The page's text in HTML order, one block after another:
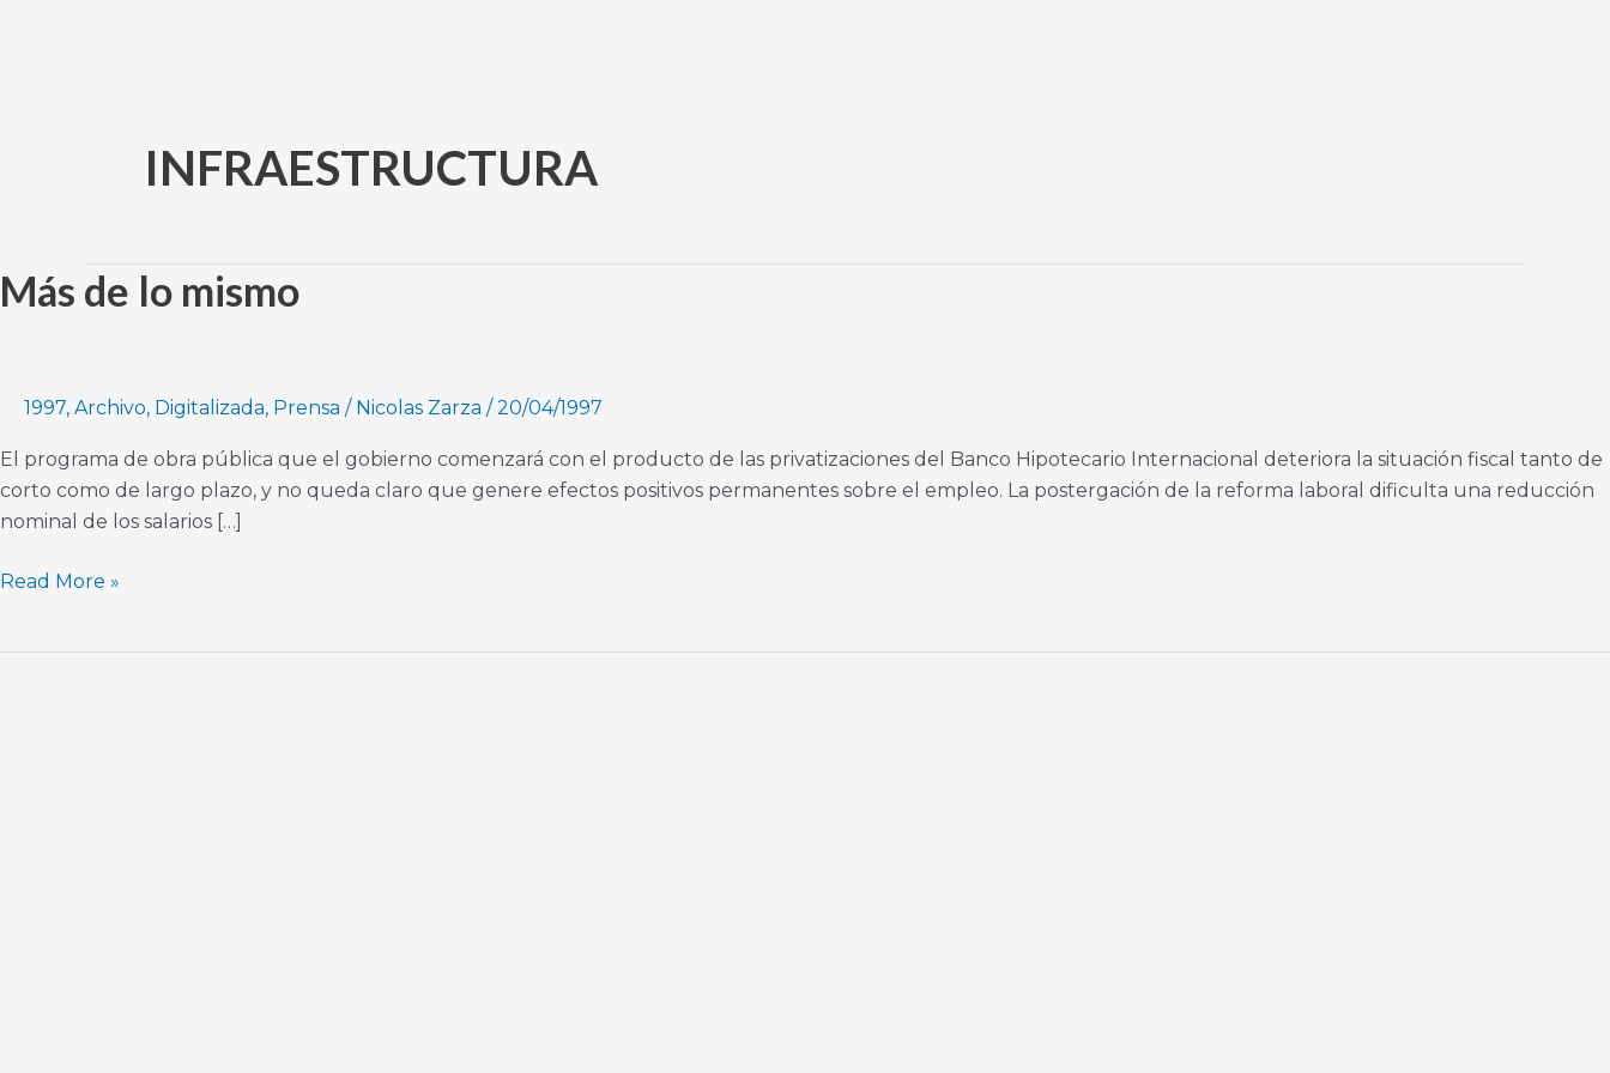
INFRAESTRUCTURA
Más de lo mismo
1997, Archivo, Digitalizada, Prensa / Nicolas Zarza /20/04/1997
El programa de obra pública que el gobierno comenzará con el producto de las privatizaciones del Banco Hipotecario Internacional deteriora la situación fiscal tanto de
corto como de largo plazo, y no queda claro que genere efectos positivos permanentes sobre el empleo. La postergación de la reforma laboral dificulta una reducción
nominal de los salarios […]
Más
de
Read More »